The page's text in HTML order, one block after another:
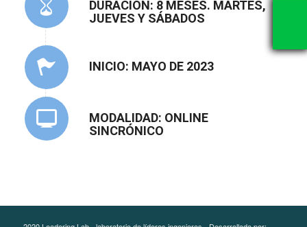
DURACIÓN: 8 MESES. MARTES,
JUEVES Y SÁBADOS
INICIO: MAYO DE 2023
MODALIDAD: ONLINE
SINCRÓNICO